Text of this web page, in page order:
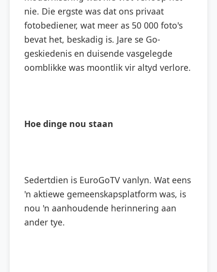
nie. Die ergste was dat ons privaat
fotobediener, wat meer as 50 000 foto's
bevat het, beskadig is. Jare se Go-
geskiedenis en duisende vasgelegde
oomblikke was moontlik vir altyd verlore.
Hoe dinge nou staan
Sedertdien is EuroGoTV vanlyn. Wat eens
'n aktiewe gemeenskapsplatform was, is
nou 'n aanhoudende herinnering aan
ander tye.